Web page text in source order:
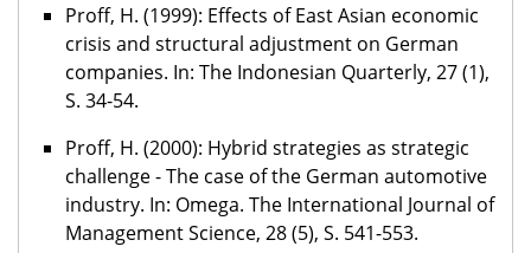
Proff, H. (1999): Effects of East Asian economic
crisis and structural adjustment on German
companies. In: The Indonesian Quarterly, 27 (1),
S. 34-54.
Proff, H. (2000): Hybrid strategies as strategic
challenge - The case of the German automotive
industry. In: Omega. The International Journal of
Management Science, 28 (5), S. 541-553.